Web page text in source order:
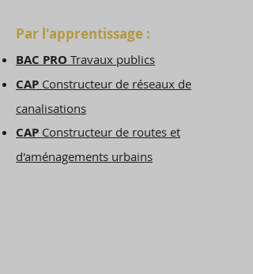
Par l'apprentissage :
BAC PRO Travaux publics
CAP Constructeur de réseaux de
canalisations
CAP Constructeur de routes et
d'aménagements urbains